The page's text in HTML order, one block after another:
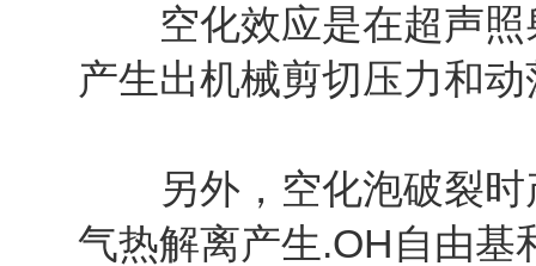
空化效应是在超声照
产生出机械剪切压力和
另外，空化泡破裂时
气热解离产生.OH自由基